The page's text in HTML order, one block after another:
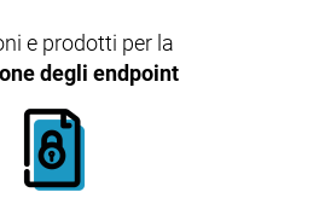
e prodotti per la
degli endpoint